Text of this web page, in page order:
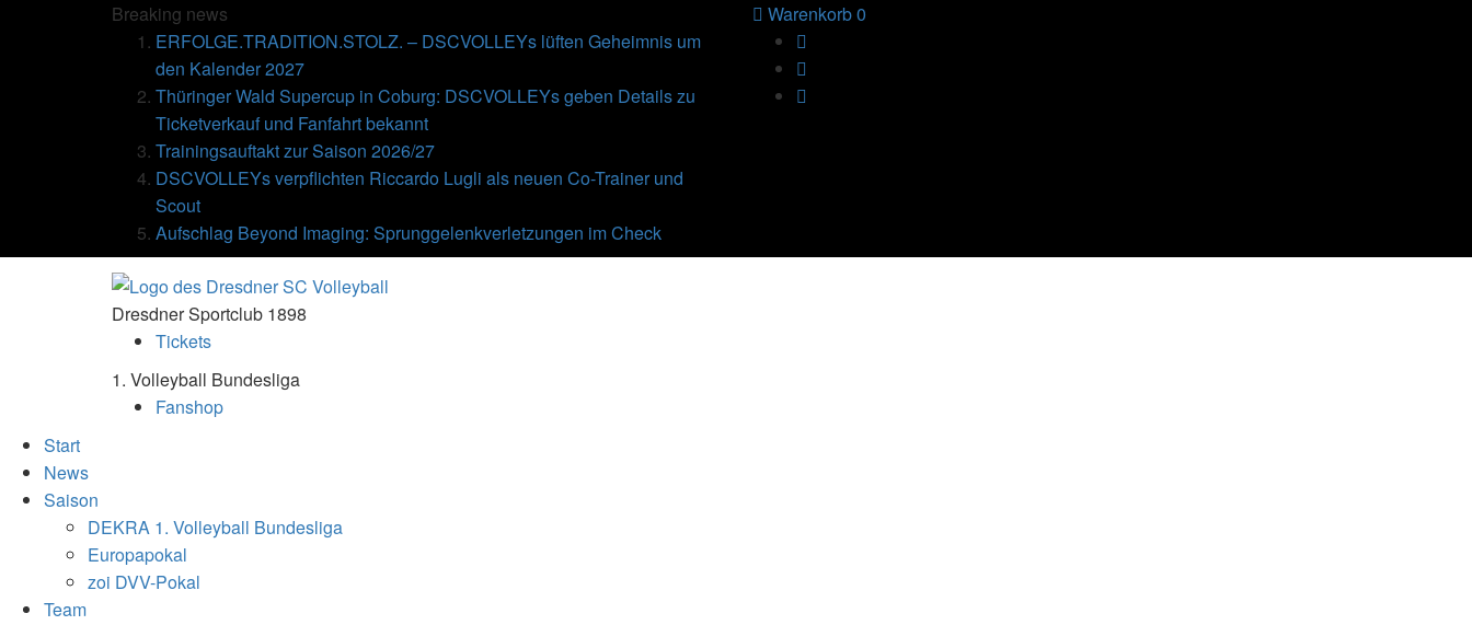
Breaking news
ERFOLGE.TRADITION.STOLZ. – DSCVOLLEYs lüften Geheimnis um
den Kalender 2027
Thüringer Wald Supercup in Coburg: DSCVOLLEYs geben Details zu
Ticketverkauf und Fanfahrt bekannt
Trainingsauftakt zur Saison 2026/27
DSCVOLLEYs verpflichten Riccardo Lugli als neuen Co-Trainer und
Scout
Aufschlag Beyond Imaging: Sprunggelenkverletzungen im Check
Warenkorb0
Dresdner Sportclub 1898
Tickets
1. Volleyball Bundesliga
Fanshop
Start
News
Saison
DEKRA 1. Volleyball Bundesliga
Europapokal
zoi DVV-Pokal
Team